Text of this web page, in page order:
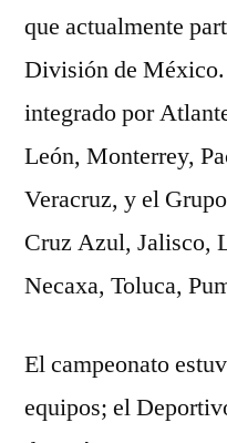
que actualmente
División de
integrado por
León, Monterrey,
Veracruz, y el
Cruz Azul, Jalisco,
Necaxa, Toluca,
El campeonato
equipos; el